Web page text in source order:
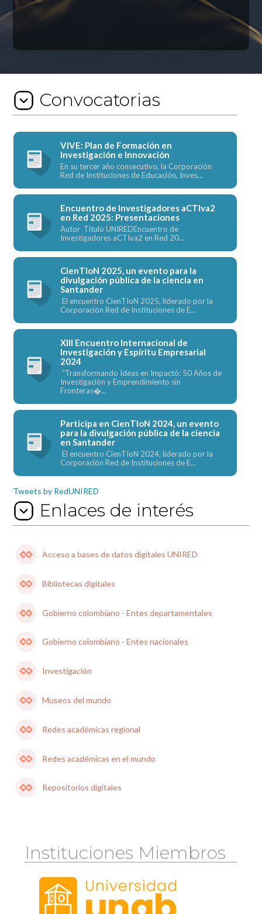
Convocatorias
VIVE: Plan de Formación en
Investigación e Innovación
En su tercer año consecutivo, la Corporación
Red de Instituciones de Educación, Inves...
Encuentro de Investigadores aCTIva2
en Red 2025: Presentaciones
Autor Título UNIREDEncuentro de
Investigadores aCTIva2 en Red 20...
CienTIoN 2025, un evento para la
divulgación pública de la ciencia en
Santander
El encuentro CienTIoN 2025, liderado por la
Corporación Red de Instituciones de E...
XIII Encuentro Internacional de
Investigación y Espíritu Empresarial
2024
“Transformando Ideas en Impactó: 50 Años de
Investigación y Emprendimiento sin
Fronteras�...
Participa en CienTIoN 2024, un evento
para la divulgación pública de la ciencia
en Santander
El encuentro CienTIoN 2024, liderado por la
Corporación Red de Instituciones de E...
Tweets by RedUNIRED
Enlaces de interés
Acceso a bases de datos digitales UNIRED
Bibliotecas digitales
Gobierno colombiano - Entes departamentales
Gobierno colombiano - Entes nacionales
Investigación
Museos del mundo
Redes académicas regional
Redes académicas en el mundo
Repositorios digitales
Instituciones Miembros